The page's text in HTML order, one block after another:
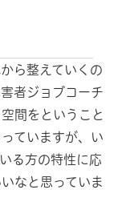
ら整えていくの
者ジョブコーチ
間をということ
ていますが、い
る方の特性に応
なと思っていま